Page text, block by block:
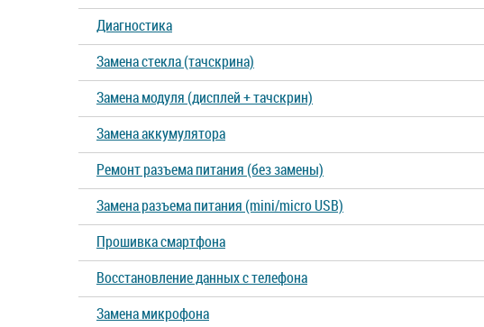
Диагностика
Замена стекла (тачскрина)
Замена модуля (дисплей + тачскрин)
Замена аккумулятора
Ремонт разъема питания (без замены)
Замена разъема питания (mini/micro USB)
Прошивка смартфона
Восстановление данных с телефона
Замена микрофона